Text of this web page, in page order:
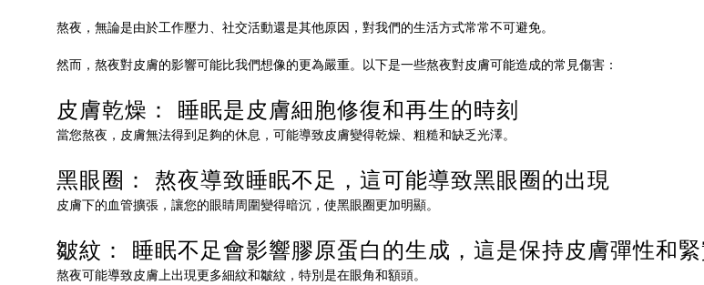
熬夜，無論是由於工作壓力、社交活動還是其他原因，對我們的生活方式常常不可避免。
然而，熬夜對皮膚的影響可能比我們想像的更為嚴重。以下是一些熬夜對皮膚可能造成的常見傷害：
皮膚乾燥： 睡眠是皮膚細胞修復和再生的時刻
當您熬夜，皮膚無法得到足夠的休息，可能導致皮膚變得乾燥、粗糙和缺乏光澤。
黑眼圈： 熬夜導致睡眠不足，這可能導致黑眼圈的出現
皮膚下的血管擴張，讓您的眼睛周圍變得暗沉，使黑眼圈更加明顯。
皺紋： 睡眠不足會影響膠原蛋白的生成，這是保持皮膚彈性和
熬夜可能導致皮膚上出現更多細紋和皺紋，特別是在眼角和額頭。